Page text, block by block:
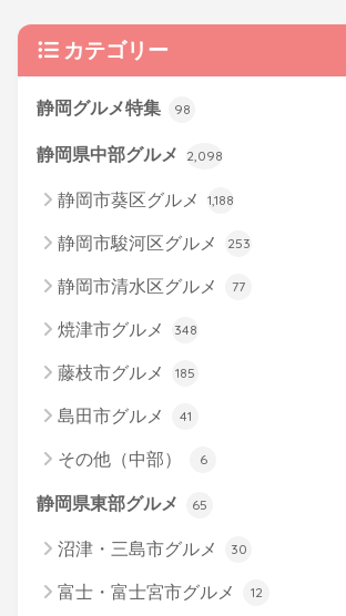
カテゴリー
静岡グルメ特集 98
静岡県中部グルメ 2,098
静岡市葵区グルメ 1,188
静岡市駿河区グルメ 253
静岡市清水区グルメ 77
焼津市グルメ 348
藤枝市グルメ 185
島田市グルメ 41
その他（中部） 6
静岡県東部グルメ 65
沼津・三島市グルメ 30
富士・富士宮市グルメ 12